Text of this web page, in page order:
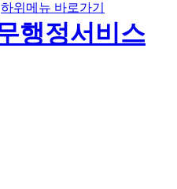
하위메뉴 바로가기